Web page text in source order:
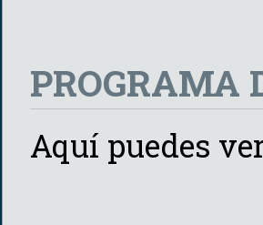
PROGRAMA
Aquí puedes